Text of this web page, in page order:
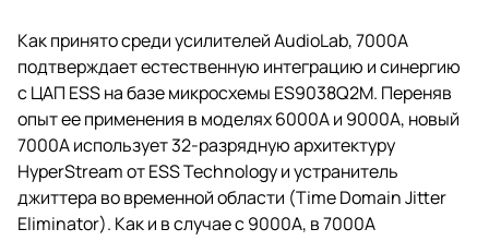
Как принято среди усилителей AudioLab, 7000A
подтверждает естественную интеграцию и синергию
с ЦАП ESS на базе микросхемы ES9038Q2M. Переняв
опыт ее применения в моделях 6000A и 9000A, новый
7000A использует 32-разрядную архитектуру
HyperStream от ESS Technology и устранитель
джиттера во временной области (Time Domain Jitter
Eliminator). Как и в случае с 9000A, в 7000A